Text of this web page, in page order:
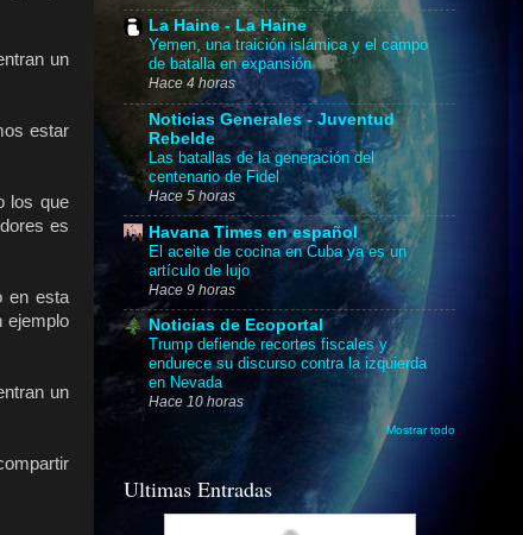
un
estar
los que
es
en esta
ejemplo
un
La Haine - La Haine
Yemen, una traición islámica y el campo
de batalla en expansión
Hace 4 horas
Noticias Generales - Juventud
Rebelde
Las batallas de la generación del
centenario de Fidel
Hace 5 horas
Havana Times en español
El aceite de cocina en Cuba ya es un
artículo de lujo
Hace 9 horas
Noticias de Ecoportal
Trump defiende recortes fiscales y
endurece su discurso contra la izquierda
en Nevada
Hace 10 horas
Mostrar todo
Ultimas Entradas